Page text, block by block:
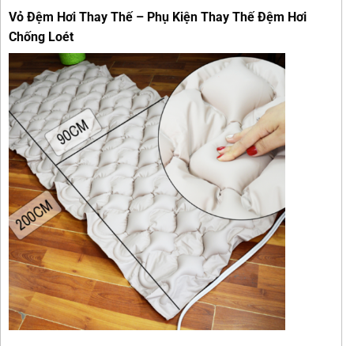
Vỏ Đệm Hơi Thay Thế – Phụ Kiện Thay Thế Đệm Hơi
Chống Loét